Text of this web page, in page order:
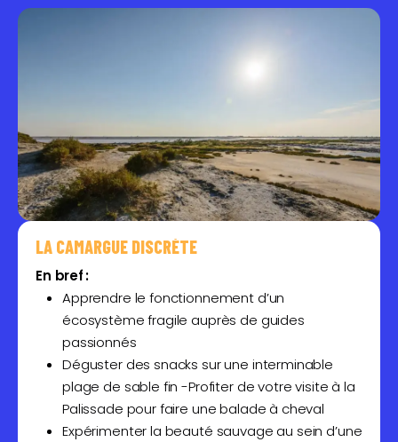
LA CAMARGUE DISCRÈTE
En bref :
Apprendre le fonctionnement d’un
écosystème fragile auprès de guides
passionnés
Déguster des snacks sur une interminable
plage de sable fin -Profiter de votre visite à la
Palissade pour faire une balade à cheval
Expérimenter la beauté sauvage au sein d’une